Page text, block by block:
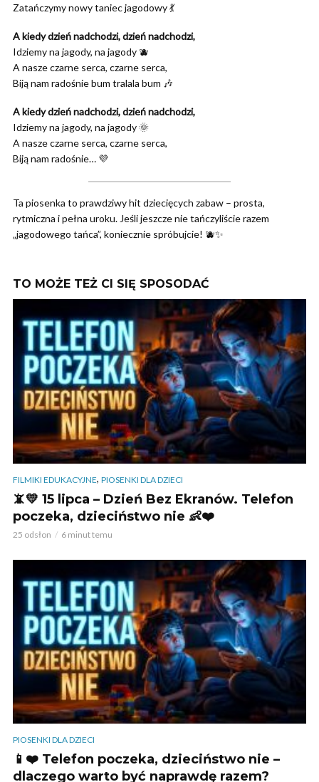
Zatańczymy nowy taniec jagodowy 💃
A kiedy dzień nadchodzi, dzień nadchodzi,
Idziemy na jagody, na jagody 🫐
A nasze czarne serca, czarne serca,
Biją nam radośnie bum tralala bum 🎶
A kiedy dzień nadchodzi, dzień nadchodzi,
Idziemy na jagody, na jagody 🌞
A nasze czarne serca, czarne serca,
Biją nam radośnie… 💜
Ta piosenka to prawdziwy hit dziecięcych zabaw – prosta,
rytmiczna i pełna uroku. Jeśli jeszcze nie tańczyliście razem
„jagodowego tańca”, koniecznie spróbujcie! 🫐✨
TO MOŻE TEŻ CI SIĘ SPOSODAĆ
FILMIKI EDUKACYJNE, PIOSENKI DLA DZIECI
📵💛 15 lipca – Dzień Bez Ekranów. Telefon
poczeka, dzieciństwo nie 👶❤️
25 odsłon 6 minut temu
PIOSENKI DLA DZIECI
📱❤️ Telefon poczeka, dzieciństwo nie –
dlaczego warto być naprawdę razem?